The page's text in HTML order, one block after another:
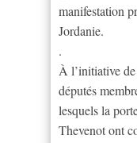
manifestation
Jordanie.
.
À l’initiative
députés
lesquels la
Thevenot ont